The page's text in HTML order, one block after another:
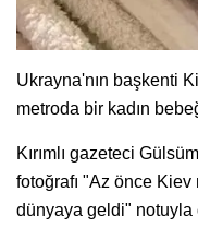
Ukrayna'nın başkenti
metroda bir kadın
Kırımlı gazeteci
fotoğrafı "Az önce Kiev
dünyaya geldi" notuyla